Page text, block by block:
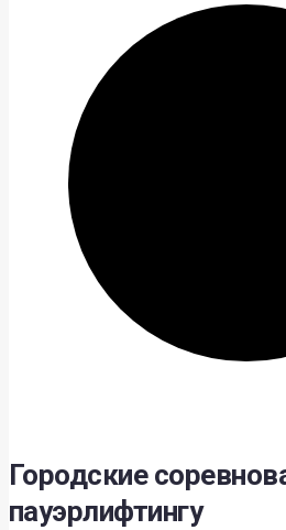
Городские
пауэрлифтингу